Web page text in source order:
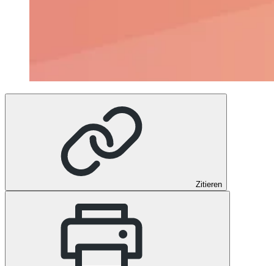
Zitieren